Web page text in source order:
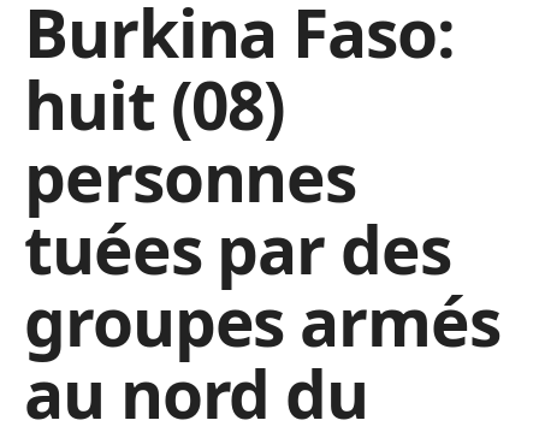
Burkina Faso:
huit (08)
personnes
tuées par des
groupes armés
au nord du